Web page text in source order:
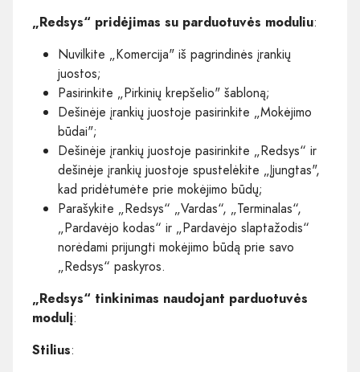
„Redsys“ pridėjimas su parduotuvės moduliu:
Nuvilkite „Komercija" iš pagrindinės įrankių
juostos;
Pasirinkite „Pirkinių krepšelio" šabloną;
Dešinėje įrankių juostoje pasirinkite „Mokėjimo
būdai";
Dešinėje įrankių juostoje pasirinkite „Redsys“ ir
dešinėje įrankių juostoje spustelėkite „Įjungtas",
kad pridėtumėte prie mokėjimo būdų;
Parašykite „Redsys“ „Vardas“, „Terminalas“,
„Pardavėjo kodas“ ir „Pardavėjo slaptažodis“
norėdami prijungti mokėjimo būdą prie savo
„Redsys“ paskyros.
„Redsys“ tinkinimas naudojant parduotuvės
modulį:
Stilius: